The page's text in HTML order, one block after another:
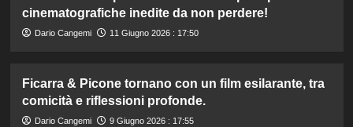
cinematografiche inedite da non perdere!
Dario Cangemi 11 Giugno 2026 : 17:50
Ficarra & Picone tornano con un film esilarante, tra
comicità e riflessioni profonde.
Dario Cangemi 9 Giugno 2026 : 17:55